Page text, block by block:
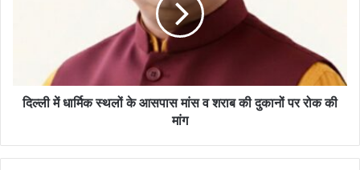
कीदिल्ली में धार्मिक स्थलों के आसपास मांस व शराब की दुकानों पर रोक की
मांग